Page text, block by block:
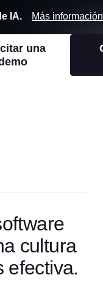
una
IA. Más información
cultura
efectiva.